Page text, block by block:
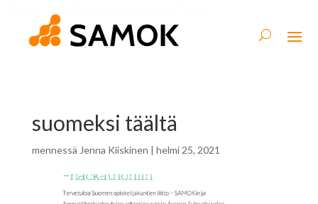
suomeksi täältä
mennessä Jenna Kiiskinen | helmi 25, 2021